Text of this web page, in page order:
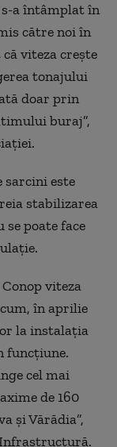
s-a întâmplat în
către noi în
viteza creşte
tonajului
doar prin
buraj”,
sarcini este
stabilizarea
poate face
viteza
în aprilie
la instalaţia
funcţiune.
cel mai
de 160
şi Vărădia”,